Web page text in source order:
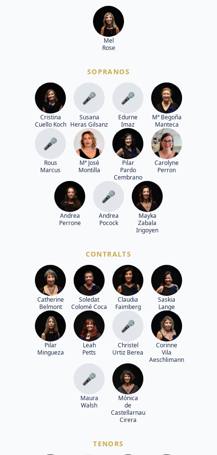
Mel
Rose
SOPRANOS
Cristina
Cuello Koch
🎤
Susana
Heras Gilsanz
🎤
Edurne
Imaz
Mª Begoña
Manteca
🎤
Rous
Marcus
Mª José
Montilla
Pilar
Pardo
Cembrano
Carolyne
Perron
Andrea
Perrone
🎤
Andrea
Pocock
Mayka
Zabala
Irigoyen
CONTRALTS
Catherine
Belmont
Soledat
Colomé Coca
Claudia
Faimberg
Saskia
Lange
Pilar
Mingueza
Leah
Petts
🎤
Christel
Urtiz Berea
Corinne
Vila
Aeschlimann
🎤
Maura
Walsh
Mónica
de
Castellarnau
Cirera
TENORS